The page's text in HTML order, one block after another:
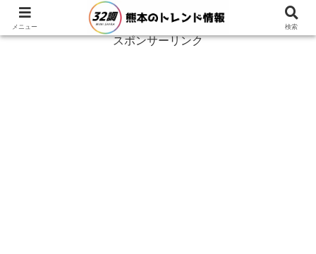
スポンサーリンク
メニュー 検索